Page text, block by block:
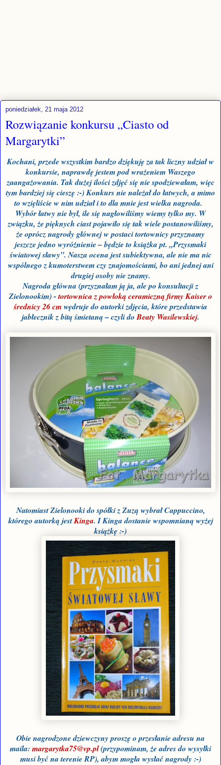
poniedziałek, 21 maja 2012
Rozwiązanie konkursu „Ciasto od
Margarytki”
Kochani, przede wszystkim bardzo dziękuję za tak liczny udział w
konkursie, naprawdę jestem pod wrażeniem Waszego
zaangażowania. Tak dużej ilości zdjęć się nie spodziewałam, więc
tym bardziej się cieszę :-) Konkurs nie należał do łatwych, a mimo
to wzięliście w nim udział i to dla mnie jest wielka nagroda.
Wybór łatwy nie był, ile się nagłowiliśmy wiemy tylko my. W
związku, że pięknych ciast pojawiło się tak wiele postanowiliśmy,
że oprócz nagrody głównej w postaci tortownicy przyznamy
jeszcze jedno wyróżnienie – będzie to książka pt. „Przysmaki
światowej sławy”. Nasza ocena jest subiektywna, ale nie ma nic
wspólnego z kumoterstwem czy znajomościami, bo ani jednej ani
drugiej osoby nie znamy.
Nagroda główna (przyznałam ją ja, ale po konsultacji z
Zielonookim) -tortownica z powłoką ceramiczną firmy Kaiser o
średnicy 26 cmwędruje do autorki zdjęcia, które przedstawia
jabłecznik z bitą śmietaną – czyli doBeaty Wasilewskiej.
Natomiast Zielonooki do spółki z Zuzą wybrał Cappuccino,
którego autorką jestKinga. I Kinga dostanie wspomnianą wyżej
książkę :-)
Obie nagrodzone dziewczyny proszę o przesłanie adresu na
maila: margarytka75@vp.pl(przypominam, że adres do wysyłki
musi być na terenie RP), abym mogła wysłać nagrody :-)